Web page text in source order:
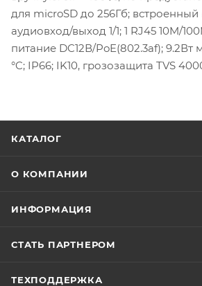
для microSD до 256Гб;
аудиовход/выход 1/1; 1 RJ45 10M/
питание DC12В/PoE(802.3af); 9.2Вт
°C; IP66; IK10, грозозащита TVS
КАТАЛОГ
О КОМПАНИИ
ИНФОРМАЦИЯ
СТАТЬ ПАРТНЕРОМ
ТЕХПОДДЕРЖКА